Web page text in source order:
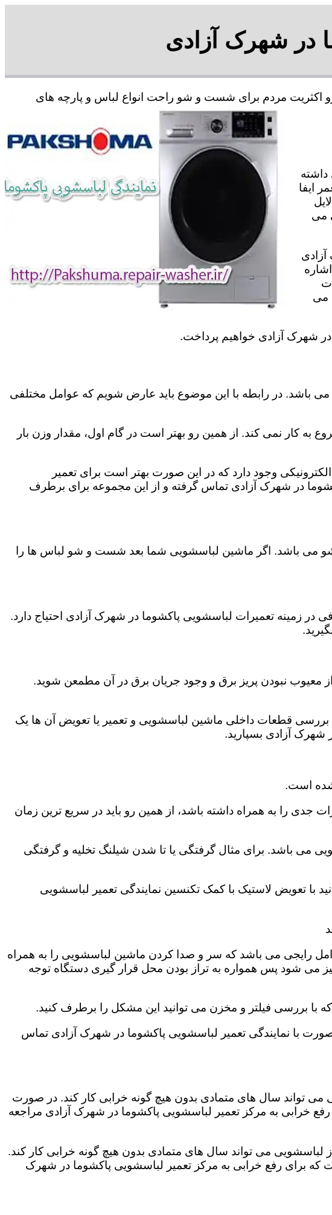
در شهرک آزادی
اکثریت مردم برای شست و شو راحت انواع لباس و پارچه های
ایفا
می
آزادی
می
در شهرک آزادی خواهیم پرداخت.
باشد. در رابطه با این موضوع باید عارض شویم که عوامل مختلفی
به کار نمی کند. از همین رو بهتر است در گام اول، مقدار وزن بار
وجود دارد که در این صورت بهتر است برای تعمیر
در شهرک آزادی تماس گرفته و از این مجموعه برای برطرف
می باشد. اگر ماشین لباسشویی شما بعد شست و شو لباس ها را
زمینه تعمیرات لباسشویی پاکشوما در شهرک آزادی احتیاج دارد.
معیوب نبودن پریز برق و وجود جریان برق در آن مطمعن شوید.
قطعات داخلی ماشین لباسشویی و تعمیر یا تعویض آن ها یک
شهرک آزادی بسپارید.
شده است‌.
جدی را به همراه داشته باشد، از همین رو باید در سریع ترین زمان
می باشد. برای مثال گرفتگی یا تا شدن شیلنگ تخلیه و گرفتگی
با تعویض لاستیک با کمک تکنسین نمایندگی تعمیر لباسشویی
رایجی می باشد که سر و صدا کردن ماشین لباسشویی را به همراه
شود پس همواره به تراز بودن محل قرار گیری دستگاه توجه
بررسی فیلتر و مخزن می توانید این مشکل را برطرف کنید.
با نمایندگی تعمیر لباسشویی پاکشوما در شهرک آزادی تماس
می تواند سال های متمادی بدون هیچ گونه خرابی کار کند. در صورت
خرابی به مرکز تعمیر لباسشویی پاکشوما در شهرک آزادی مراجعه
لباسشویی می تواند سال های متمادی بدون هیچ گونه خرابی کار کند.
برای رفع خرابی به مرکز تعمیر لباسشویی پاکشوما در شهرک